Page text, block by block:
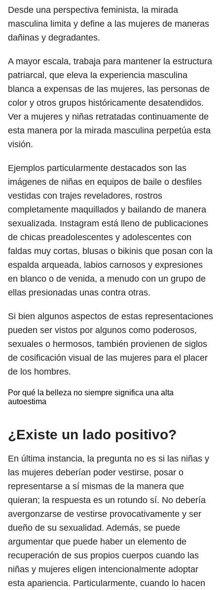
Desde una perspectiva feminista, la mirada
masculina limita y define a las mujeres de maneras
dañinas y degradantes.
A mayor escala, trabaja para mantener la estructura
patriarcal, que eleva la experiencia masculina
blanca a expensas de las mujeres, las personas de
color y otros grupos históricamente desatendidos.
Ver a mujeres y niñas retratadas continuamente de
esta manera por la mirada masculina perpetúa esta
visión.
Ejemplos particularmente destacados son las
imágenes de niñas en equipos de baile o desfiles
vestidas con trajes reveladores, rostros
completamente maquillados y bailando de manera
sexualizada. Instagram está lleno de publicaciones
de chicas preadolescentes y adolescentes con
faldas muy cortas, blusas o bikinis que posan con la
espalda arqueada, labios carnosos y expresiones
en blanco o de venida, a menudo con un grupo de
ellas presionadas unas contra otras.
Si bien algunos aspectos de estas representaciones
pueden ser vistos por algunos como poderosos,
sexuales o hermosos, también provienen de siglos
de cosificación visual de las mujeres para el placer
de los hombres.
Por qué la belleza no siempre significa una alta
autoestima
¿Existe un lado positivo?
En última instancia, la pregunta no es si las niñas y
las mujeres deberían poder vestirse, posar o
representarse a sí mismas de la manera que
quieran; la respuesta es un rotundo sí. No debería
avergonzarse de vestirse provocativamente y ser
dueño de su sexualidad. Además, se puede
argumentar que puede haber un elemento de
recuperación de sus propios cuerpos cuando las
niñas y mujeres eligen intencionalmente adoptar
esta apariencia. Particularmente, cuando lo hacen